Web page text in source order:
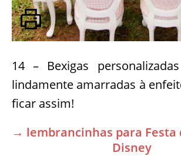
14 – Bexigas
lindamente amarradas à
ficar assim!
→ lembrancinhas para Festa
Disney